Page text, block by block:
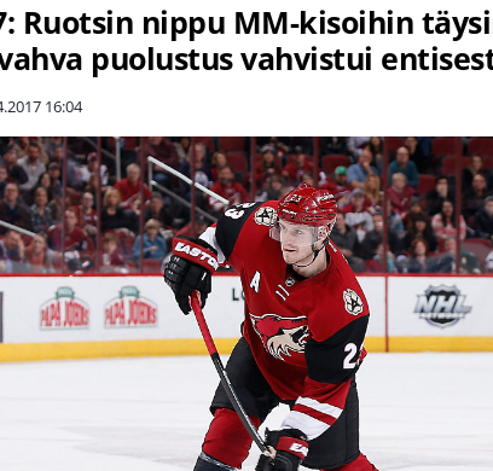
Ruotsin nippu MM-kisoihin
puolustus vahvistui
16:04